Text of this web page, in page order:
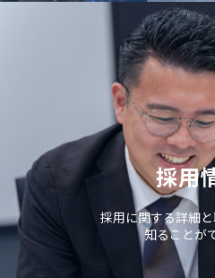
採用
採用に関する詳細
知ることが